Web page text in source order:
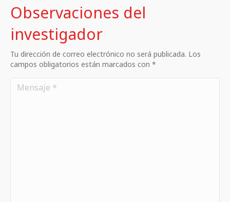
Observaciones del
investigador
Tu dirección de correo electrónico no será publicada. Los
campos obligatorios están marcados con *